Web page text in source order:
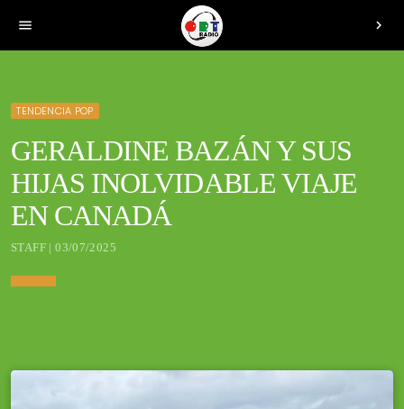
menu chevron_right
TENDENCIA POP
GERALDINE BAZÁN Y SUS
HIJAS INOLVIDABLE VIAJE
EN CANADÁ
STAFF | 03/07/2025